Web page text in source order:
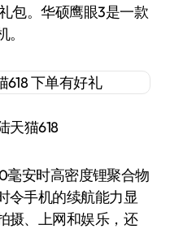
包。华硕鹰眼3是一款
天猫618
安时高密度锂聚合物
令手机的续航能力显
摄、上网和娱乐，还